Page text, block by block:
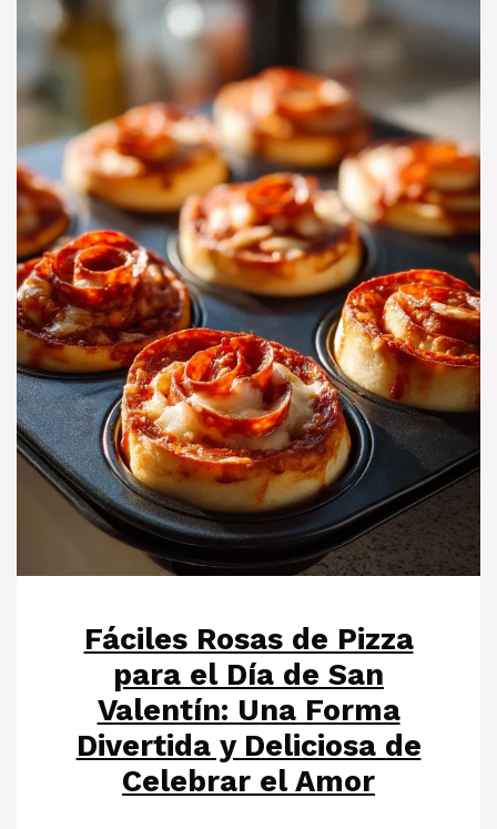
Fáciles Rosas de Pizza
para el Día de San
Valentín: Una Forma
Divertida y Deliciosa de
Celebrar el Amor